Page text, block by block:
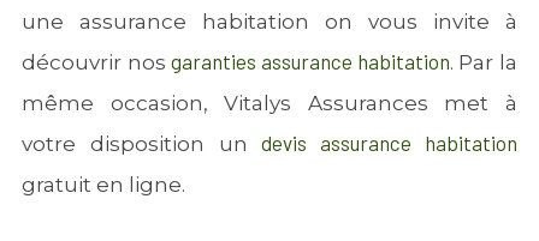
une assurance habitation on vous invite à
découvrir nosgaranties assurance habitation. Par la
même occasion, Vitalys Assurances met à
votre disposition undevis assurance habitation
gratuit en ligne.